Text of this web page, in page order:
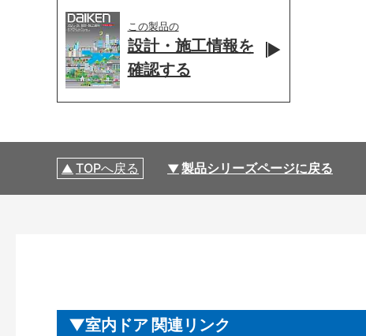
この製品の
設計・施工情報を
確認する
TOPへ戻る 製品シリーズページに戻る
室内ドア 関連リンク